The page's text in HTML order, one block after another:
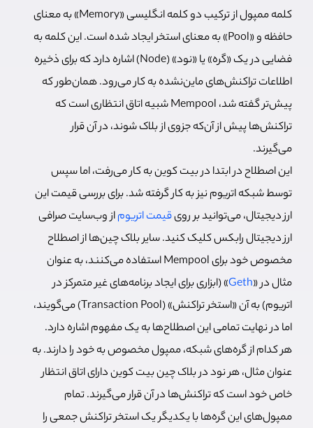
کلمه ممپول از ترکیب دو کلمه انگلیسی «Memory» به معنای
حافظه و «Pool» به معنای استخر ایجاد شده است. این کلمه به
فضایی در یک «گره» یا «نود» (Node) اشاره دارد که برای ذخیره
اطلاعات تراکنش‌های ماین‌نشده به کار می‌رود. همان‌طور که
پیش‌تر گفته شد، Mempool شبیه اتاق انتظاری است که
تراکنش‌ها پیش از آن‌که جزوی از بلاک شوند، در آن قرار
می‌گیرند.
این اصطلاح در ابتدا در بیت کوین به کار می‌رفت، اما سپس
توسط شبکه اتریوم نیز به کار گرفته شد. برای بررسی قیمت این
ارز دیجیتال، می‌توانید بر رویقیمت اتریوماز وب‌سایت صرافی
ارز دیجیتال رابکس کلیک کنید. سایر بلاک چین‌ها از اصطلاح
مخصوص خود برای Mempool استفاده می‌کنند، به عنوان
مثال در «Geth» (ابزاری برای ایجاد برنامه‌های غیر متمرکز در
اتریوم) به آن «استخر تراکنش» (Transaction Pool) می‌گویند،
اما در نهایت تمامی این اصطلاح‌ها به یک مفهوم اشاره دارد.
هر کدام از گره‌های شبکه، ممپول مخصوص به خود را دارند. به
عنوان مثال، هر نود در بلاک چین بیت کوین دارای اتاق انتظار
خاص خود است که تراکنش‌ها در آن قرار می‌گیرند. تمام
ممپول‌های این گره‌ها با یکدیگر یک استخر تراکنش جمعی را